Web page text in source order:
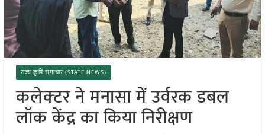
राज्य कृषि समाचार (STATE NEWS)
कलेक्‍टर ने मनासा में उर्वरक डबल
लॉक केंद्र का किया निरीक्षण